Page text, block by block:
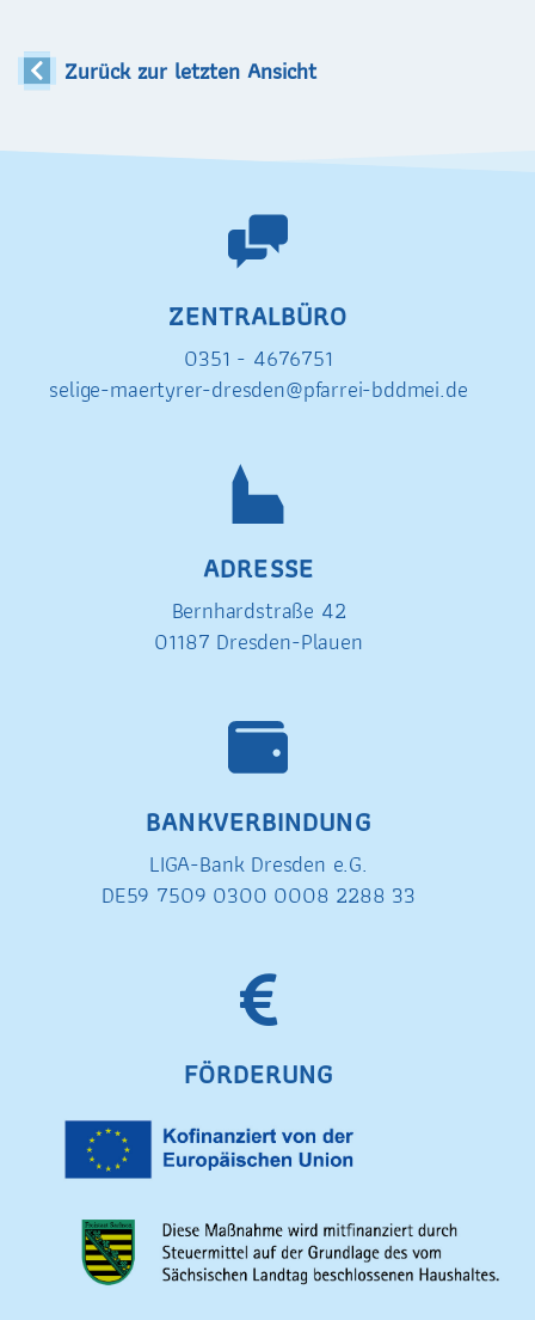
Zurück zur letzten Ansicht
ZENTRALBÜRO
0351 - 4676751
selige-maertyrer-dresden@pfarrei-bddmei.de
ADRESSE
Bernhardstraße 42
01187 Dresden-Plauen
BANKVERBINDUNG
LIGA-Bank Dresden e.G.
DE59 7509 0300 0008 2288 33
FÖRDERUNG